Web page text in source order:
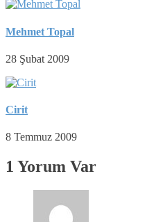
Mehmet Topal
28 Şubat 2009
Cirit
8 Temmuz 2009
1 Yorum Var